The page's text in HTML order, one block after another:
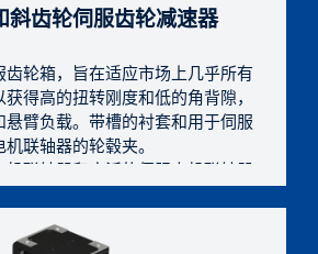
斜齿轮伺服齿轮减速器
齿轮箱，旨在适应市场上几乎所有
得高的扭转刚度和低的角背隙，
悬臂负载。带槽的衬套和用于伺服
机联轴器的轮毂夹。
机联轴器和广泛的伺服电机联轴器
提供正确的技术解决方案。